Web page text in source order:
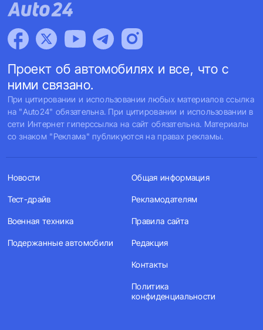
Проект об автомобилях и все, что с
ними связано.
При цитировании и использовании любых материалов ссылка
на "Auto24" обязательна. При цитировании и использовании в
сети Интернет гиперссылка на сайт обязательна. Материалы
со знаком "Реклама" публикуются на правах рекламы.
Новости
Тест-драйв
Военная техника
Подержанные автомобили
Общая информация
Рекламодателям
Правила сайта
Редакция
Контакты
Политика
конфиденциальности